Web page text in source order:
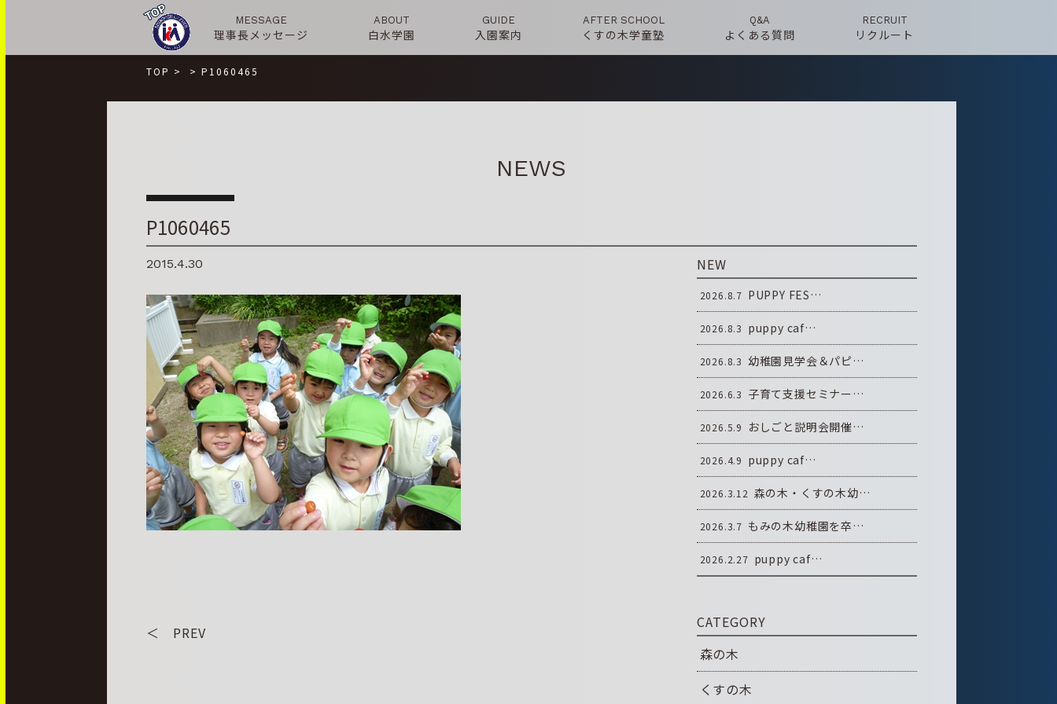
MESSAGE
理事長メッセージ
ABOUT
白水学園
GUIDE
入園案内
AFTER SCHOOL
くすの木学童塾
Q&A
よくある質問
RECRUIT
リクルート
TOP > > P1060465
NEWS
P1060465
2015.4.30
＜ PREV
NEW
2026.8.7 PUPPY FES…
2026.8.3 puppy caf…
2026.8.3 幼稚園見学会＆パピ…
2026.6.3 子育て支援セミナー…
2026.5.9 おしごと説明会開催…
2026.4.9 puppy caf…
2026.3.12 森の木・くすの木幼…
2026.3.7 もみの木幼稚園を卒…
2026.2.27 puppy caf…
CATEGORY
森の木
くすの木